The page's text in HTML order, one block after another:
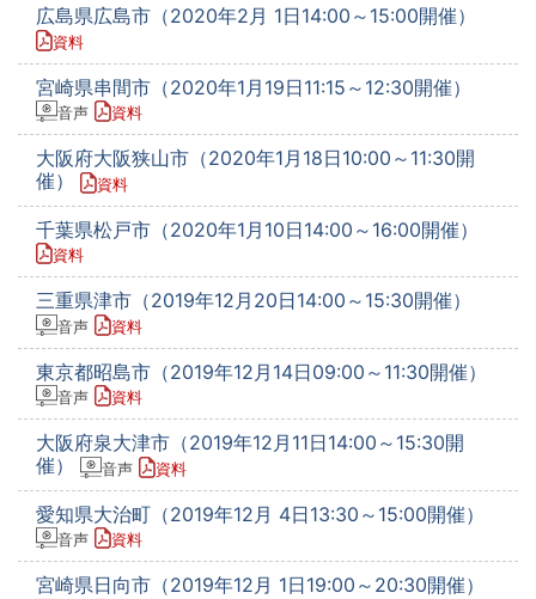
広島県広島市（2020年2月 1日14:00～15:00開催）
資料
宮崎県串間市（2020年1月19日11:15～12:30開催）
音声 資料
大阪府大阪狭山市（2020年1月18日10:00～11:30開
催）
資料
千葉県松戸市（2020年1月10日14:00～16:00開催）
資料
三重県津市（2019年12月20日14:00～15:30開催）
音声 資料
東京都昭島市（2019年12月14日09:00～11:30開催）
音声 資料
大阪府泉大津市（2019年12月11日14:00～15:30開
催）
音声 資料
愛知県大治町（2019年12月 4日13:30～15:00開催）
音声 資料
宮崎県日向市（2019年12月 1日19:00～20:30開催）